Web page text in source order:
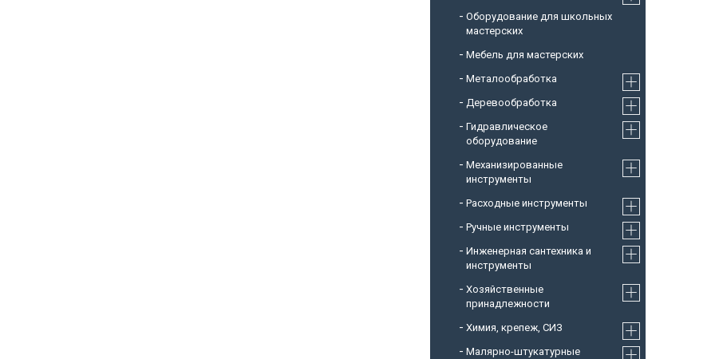
Оборудование для школьных
мастерских
Мебель для мастерских
Металообработка
Деревообработка
Гидравлическое
оборудование
Механизированные
инструменты
Расходные инструменты
Ручные инструменты
Инженерная сантехника и
инструменты
Хозяйственные
принадлежности
Химия, крепеж, СИЗ
Малярно-штукатурные